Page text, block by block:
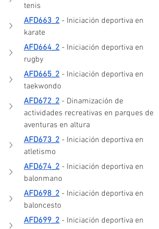
tenis
AFD663_2 - Iniciación deportiva en
karate
AFD664_2 - Iniciación deportiva en
rugby
AFD665_2 - Iniciación deportiva en
taekwondo
AFD672_2 - Dinamización de
actividades recreativas en parques de
aventuras en altura
AFD673_2 - Iniciación deportiva en
atletismo
AFD674_2 - Iniciación deportiva en
balonmano
AFD698_2 - Iniciación deportiva en
baloncesto
AFD699_2 - Iniciación deportiva en